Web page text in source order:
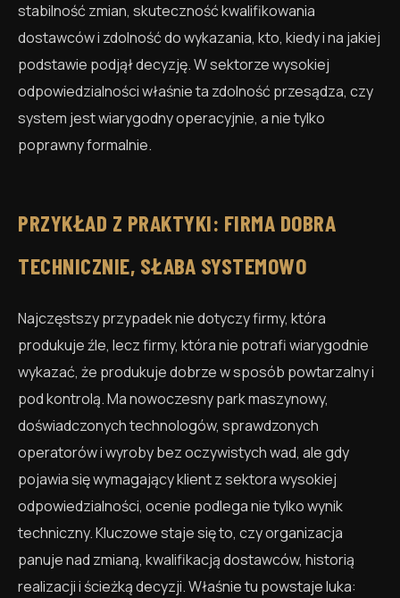
stabilność zmian, skuteczność kwalifikowania
dostawców i zdolność do wykazania, kto, kiedy i na jakiej
podstawie podjął decyzję. W sektorze wysokiej
odpowiedzialności właśnie ta zdolność przesądza, czy
system jest wiarygodny operacyjnie, a nie tylko
poprawny formalnie.
PRZYKŁAD Z PRAKTYKI: FIRMA DOBRA
TECHNICZNIE, SŁABA SYSTEMOWO
Najczęstszy przypadek nie dotyczy firmy, która
produkuje źle, lecz firmy, która nie potrafi wiarygodnie
wykazać, że produkuje dobrze w sposób powtarzalny i
pod kontrolą. Ma nowoczesny park maszynowy,
doświadczonych technologów, sprawdzonych
operatorów i wyroby bez oczywistych wad, ale gdy
pojawia się wymagający klient z sektora wysokiej
odpowiedzialności, ocenie podlega nie tylko wynik
techniczny. Kluczowe staje się to, czy organizacja
panuje nad zmianą, kwalifikacją dostawców, historią
realizacji i ścieżką decyzji. Właśnie tu powstaje luka: